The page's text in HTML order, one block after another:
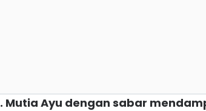
Mutia Ayu dengan sabar